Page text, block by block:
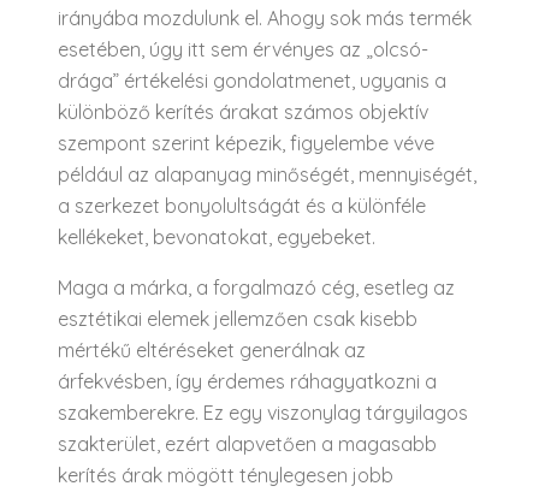
irányába mozdulunk el. Ahogy sok más termék
esetében, úgy itt sem érvényes az „olcsó-
drága” értékelési gondolatmenet, ugyanis a
különböző kerítés árakat számos objektív
szempont szerint képezik, figyelembe véve
például az alapanyag minőségét, mennyiségét,
a szerkezet bonyolultságát és a különféle
kellékeket, bevonatokat, egyebeket.
Maga a márka, a forgalmazó cég, esetleg az
esztétikai elemek jellemzően csak kisebb
mértékű eltéréseket generálnak az
árfekvésben, így érdemes ráhagyatkozni a
szakemberekre. Ez egy viszonylag tárgyilagos
szakterület, ezért alapvetően a magasabb
kerítés árak mögött ténylegesen jobb